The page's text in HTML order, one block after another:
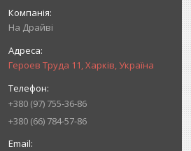
На Драйві
Героев Труда 11, Харків, Україна
+380 (97) 755-36-86
+380 (66) 784-57-86